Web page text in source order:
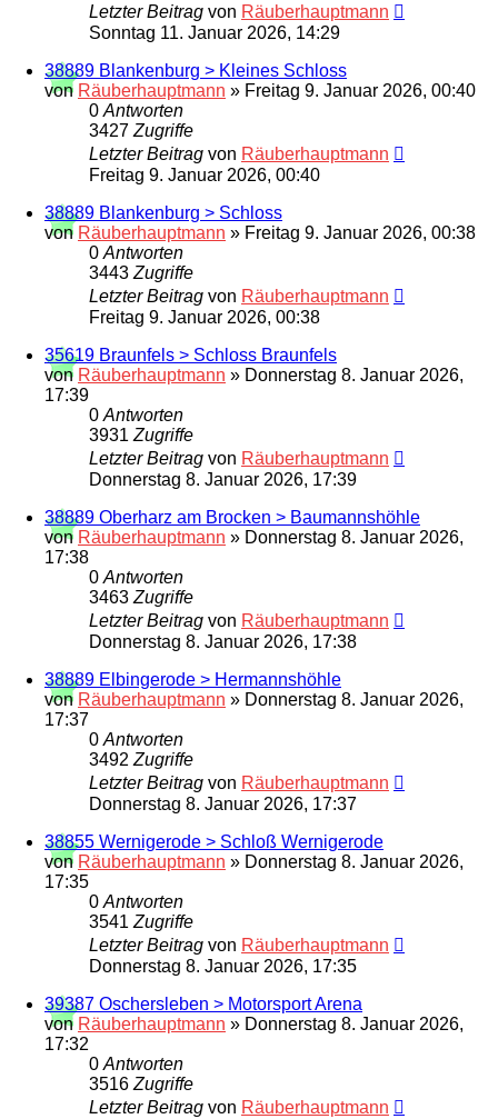
Letzter Beitrag von Räuberhauptmann
Sonntag 11. Januar 2026, 14:29
38889 Blankenburg > Kleines Schloss
von Räuberhauptmann » Freitag 9. Januar 2026, 00:40
0 Antworten
3427 Zugriffe
Letzter Beitrag von Räuberhauptmann
Freitag 9. Januar 2026, 00:40
38889 Blankenburg > Schloss
von Räuberhauptmann » Freitag 9. Januar 2026, 00:38
0 Antworten
3443 Zugriffe
Letzter Beitrag von Räuberhauptmann
Freitag 9. Januar 2026, 00:38
35619 Braunfels > Schloss Braunfels
von Räuberhauptmann » Donnerstag 8. Januar 2026,
17:39
0 Antworten
3931 Zugriffe
Letzter Beitrag von Räuberhauptmann
Donnerstag 8. Januar 2026, 17:39
38889 Oberharz am Brocken > Baumannshöhle
von Räuberhauptmann » Donnerstag 8. Januar 2026,
17:38
0 Antworten
3463 Zugriffe
Letzter Beitrag von Räuberhauptmann
Donnerstag 8. Januar 2026, 17:38
38889 Elbingerode > Hermannshöhle
von Räuberhauptmann » Donnerstag 8. Januar 2026,
17:37
0 Antworten
3492 Zugriffe
Letzter Beitrag von Räuberhauptmann
Donnerstag 8. Januar 2026, 17:37
38855 Wernigerode > Schloß Wernigerode
von Räuberhauptmann » Donnerstag 8. Januar 2026,
17:35
0 Antworten
3541 Zugriffe
Letzter Beitrag von Räuberhauptmann
Donnerstag 8. Januar 2026, 17:35
39387 Oschersleben > Motorsport Arena
von Räuberhauptmann » Donnerstag 8. Januar 2026,
17:32
0 Antworten
3516 Zugriffe
Letzter Beitrag von Räuberhauptmann